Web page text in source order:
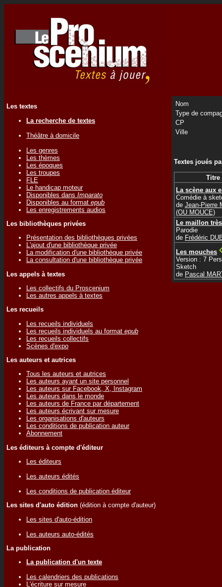
Les textes
La recherche de textes
Théâtre à domicile
Les genres
Les thèmes
Les époques
Les troupes
FLE
Le handicap moteur
Disponibles dans Imparato
Disponibles au format epub
Les enregistrements audios
Les bibliothèques privées
Présentation des bibliothèques privées
L'ajout d'une bibliothèque privée
La modification d'une bibliothèque privée
La consultation d'une bibliothèque privée
Les appels à textes
Les collectifs du Proscenium
Les autres appels à textes
Les recueils
Les recueils individuels
Les recueils individuels au format epub
Les recueils collectifs
Scènes d'expo
Les auteurs et autrices
Tous les auteurs et autrices
Les auteurs ayant un site personnel
Les auteurs sur Facebook, X, Instagram
Les auteurs dans le monde
Les auteurs de France par département
Les auteurs écrivant sur mesure
Les organisations d'auteurs
Les conditions de publication auteur
Abonnement
Les éditeurs à compte d'éditeur
Les éditeurs
Les auteurs édités
Les conditions de publication éditeur
Les sites d'auto édition (édition à compte d'auteur)
Les sites d'auto-édition
Les auteurs auto-édités
La publication
La publication d'un texte
Les calendriers des publications
L'écriture sur mesure
Nom
Type de
CP
Ville
Textes joués
Titre
La scène aux
Comédie à
de Jean-Pierre
(OU MOUCE)
Le maillon
Parodie
de Frédéric
Les mouches
Version : 7
Sketch
de Pascal